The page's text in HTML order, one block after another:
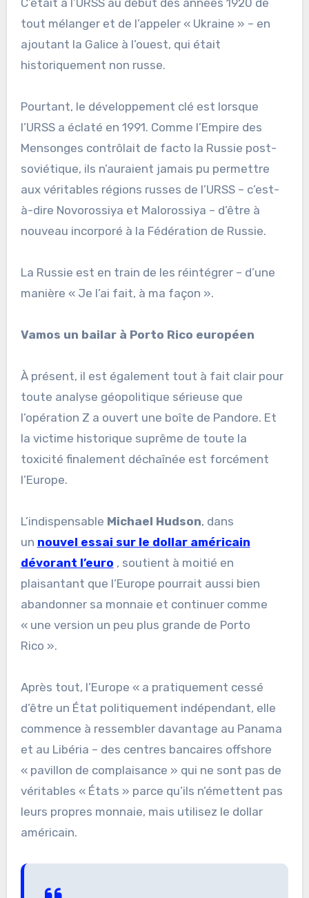
tout mélanger et de l’appeler « Ukraine » – en
ajoutant la Galice à l’ouest, qui était
historiquement non russe.
Pourtant, le développement clé est lorsque
l’URSS a éclaté en 1991. Comme l’Empire des
Mensonges contrôlait de facto la Russie post-
soviétique, ils n’auraient jamais pu permettre
aux véritables régions russes de l’URSS – c’est-
à-dire Novorossiya et Malorossiya – d’être à
nouveau incorporé à la Fédération de Russie.
La Russie est en train de les réintégrer – d’une
manière « Je l’ai fait, à ma façon ».
Vamos un bailar à Porto Rico européen
À présent, il est également tout à fait clair pour
toute analyse géopolitique sérieuse que
l’opération Z a ouvert une boîte de Pandore. Et
la victime historique suprême de toute la
toxicité finalement déchaînée est forcément
l’Europe.
L’indispensable Michael Hudson, dans
un nouvel essai sur le dollar américain
dévorant l’euro , soutient à moitié en
plaisantant que l’Europe pourrait aussi bien
abandonner sa monnaie et continuer comme
« une version un peu plus grande de Porto
Rico ».
Après tout, l’Europe « a pratiquement cessé
d’être un État politiquement indépendant, elle
commence à ressembler davantage au Panama
et au Libéria – des centres bancaires offshore
« pavillon de complaisance » qui ne sont pas de
véritables « États » parce qu’ils n’émettent pas
leurs propres monnaie, mais utilisez le dollar
américain.